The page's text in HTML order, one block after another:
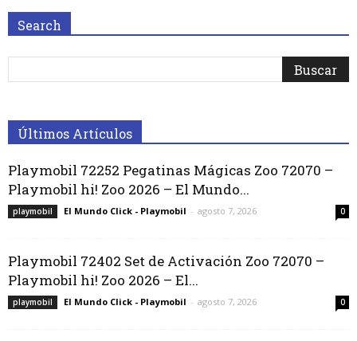
Search
Últimos Artículos
Playmobil 72252 Pegatinas Mágicas Zoo 72070 –
Playmobil hi! Zoo 2026 – El Mundo...
playmobil El Mundo Click - Playmobil - agosto 7, 2026 0
Playmobil 72402 Set de Activación Zoo 72070 –
Playmobil hi! Zoo 2026 – El...
playmobil El Mundo Click - Playmobil - agosto 7, 2026 0